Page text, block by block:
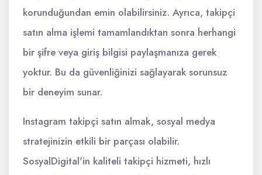
korunduğundan emin olabilirsiniz. Ayrıca, takipçi
satın alma işlemi tamamlandıktan sonra herhangi
bir şifre veya giriş bilgisi paylaşmanıza gerek
yoktur. Bu da güvenliğinizi sağlayarak sorunsuz
bir deneyim sunar.
Instagram takipçi satın almak, sosyal medya
stratejinizin etkili bir parçası olabilir.
SosyalDigital'in kaliteli takipçi hizmeti, hızlı